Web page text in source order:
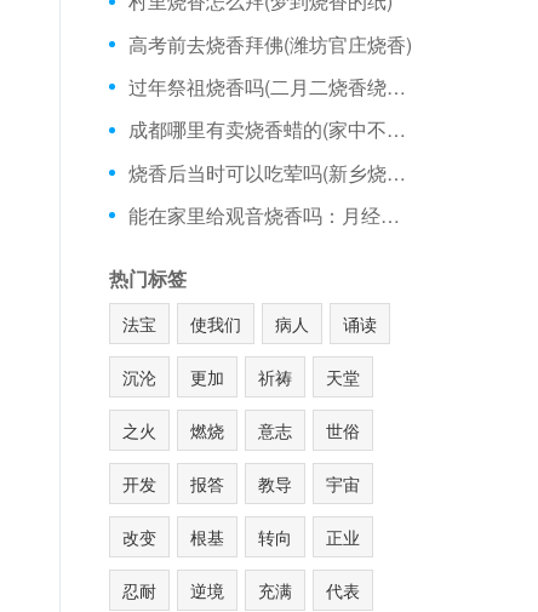
高考前去烧香拜佛(潍坊官庄烧香)
过年祭祖烧香吗(二月二烧香绕家一周)
成都哪里有卖烧香蜡的(家中不烧香的后果)
烧香后当时可以吃荤吗(新乡烧香哪里好)
能在家里给观音烧香吗：月经来能上庙里烧香
热门标签
法宝 使我们 病人 诵读
沉沦 更加 祈祷 天堂
之火 燃烧 意志 世俗
开发 报答 教导 宇宙
改变 根基 转向 正业
忍耐 逆境 充满 代表